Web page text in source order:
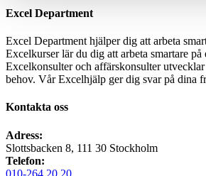
Excel Department
Excel Department hjälper dig att arbeta
Excelkurser lär du dig att arbeta smartare på
Excelkonsulter och affärskonsulter
behov. Vår Excelhjälp ger dig svar på dina
Kontakta oss
Adress:
Slottsbacken 8, 111 30 Stockholm
Telefon:
010-264 20 20